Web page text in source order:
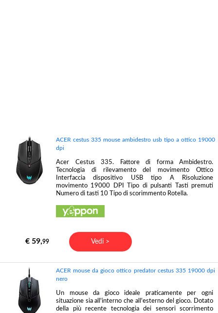
ACER cestus 335 mouse ambidestro usb tipo a ottico 19000
dpi
Acer Cestus 335. Fattore di forma Ambidestro.
Tecnologia di rilevamento del movimento Ottico
Interfaccia dispositivo USB tipo A Risoluzione
movimento 19000 DPI Tipo di pulsanti Tasti premuti
Numero di tasti 10 Tipo di scorimmento Rotella.
€ 59,99 Vedi >
ACER mouse da gioco ottico predator cestus 335 19000 dpi
nero
Un mouse da gioco ideale praticamente per ogni
situazione sia all'interno che all'esterno del gioco. Dotato
della più recente tecnologia dei sensori scorrimento